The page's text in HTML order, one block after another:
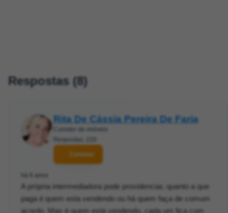
Respostas (8)
Rita De Cássia Pereira De Faria
Corretor de imóveis
Respostas: 220
Contatar
há 6 anos
A própria intermediadora pode providenciar, quanto a que
paga é quem esta vendendo ou há quem faça de comum
acordo. Mas é quem está vendendo, cada um fica com